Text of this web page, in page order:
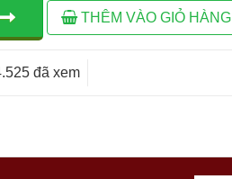
THÊM VÀO GIỎ HÀNG
đã xem